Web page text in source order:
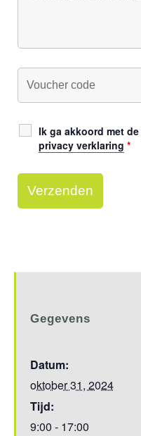
Ik ga akkoord met de
privacy verklaring *
Gegevens
Datum:
oktober 31, 2024
Tijd:
9:00 - 17:00